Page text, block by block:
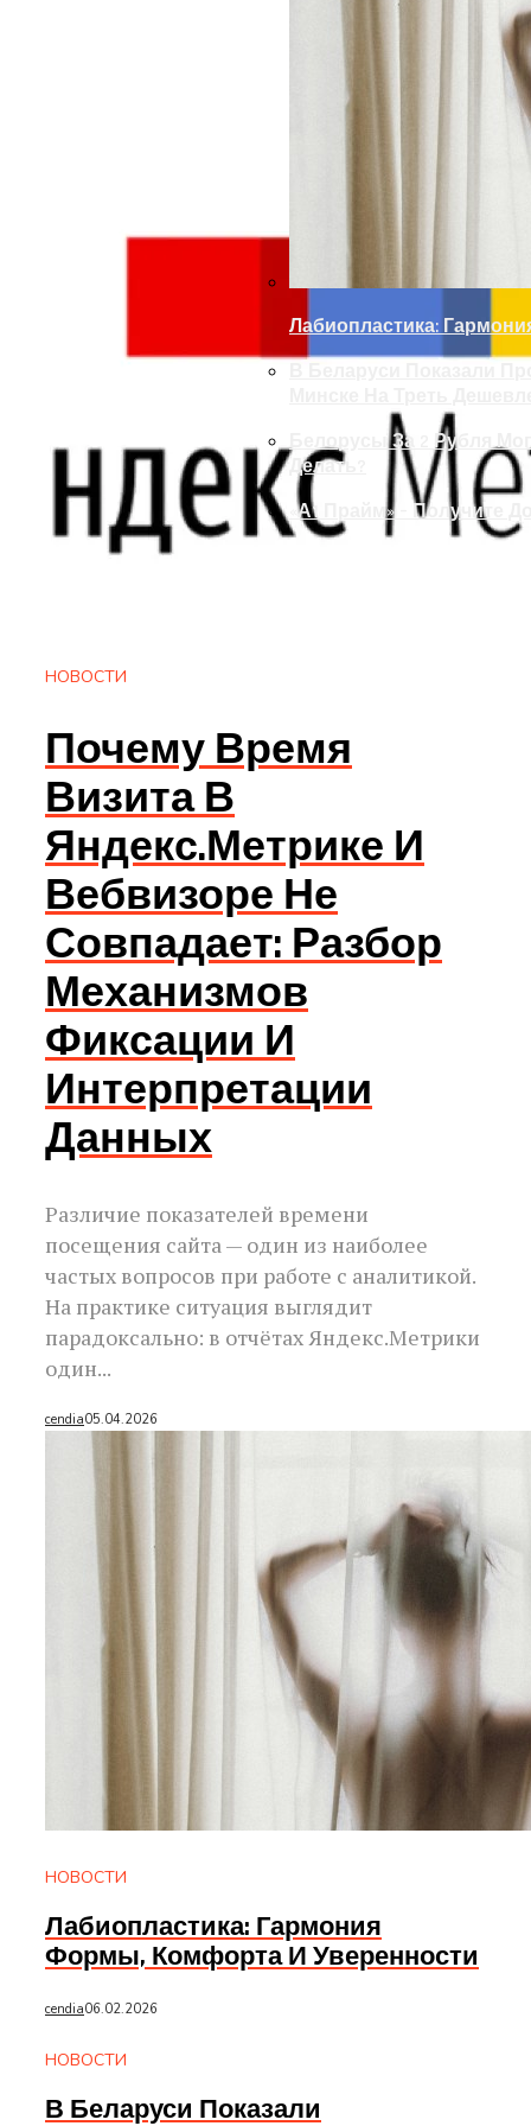
Лабиопластика:
Белорусы За 2 Рубля
Делать?
«А1 Прайм» – Получите
НОВОСТИ
Почему Время
Визита В
Яндекс.Метрике И
Вебвизоре Не
Совпадает: Разбор
Механизмов
Фиксации И
Интерпретации
Данных
Различие показателей времени
посещения сайта — один из наиболее
частых вопросов при работе с аналитикой.
На практике ситуация выглядит
парадоксально: в отчётах Яндекс.Метрики
один...
cendia05.04.2026
НОВОСТИ
Лабиопластика: Гармония
Формы, Комфорта И Уверенности
cendia06.02.2026
НОВОСТИ
В Беларуси Показали